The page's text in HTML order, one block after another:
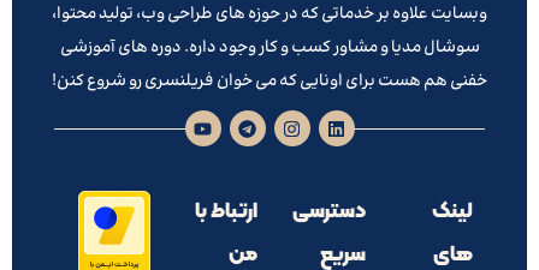
وبسایت علاوه بر خدماتی که در حوزه های طراحی وب، تولید محتوا،
سوشال مدیا و مشاور کسب و کار وجود داره. دوره های آموزشی
خفنی هم هست برای اونایی که می خوان فریلنسری رو شروع کنن!
لینک
های
دسترسی
سریع
ارتباط با
من